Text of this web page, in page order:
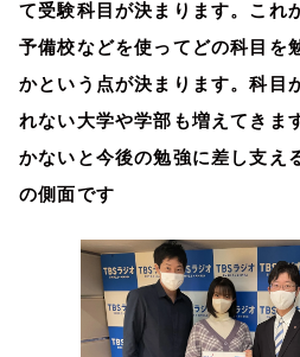
て受験科目が決まります。これ
予備校などを使ってどの科目を
かという点が決まります。科目
れない大学や学部も増えてきま
かないと今後の勉強に差し支え
の側面です